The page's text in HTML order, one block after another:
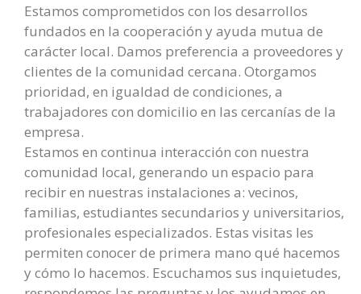
Estamos comprometidos con los desarrollos
fundados en la cooperación y ayuda mutua de
carácter local. Damos preferencia a proveedores y
clientes de la comunidad cercana. Otorgamos
prioridad, en igualdad de condiciones, a
trabajadores con domicilio en las cercanías de la
empresa.
Estamos en continua interacción con nuestra
comunidad local, generando un espacio para
recibir en nuestras instalaciones a: vecinos,
familias, estudiantes secundarios y universitarios,
profesionales especializados. Estas visitas les
permiten conocer de primera mano qué hacemos
y cómo lo hacemos. Escuchamos sus inquietudes,